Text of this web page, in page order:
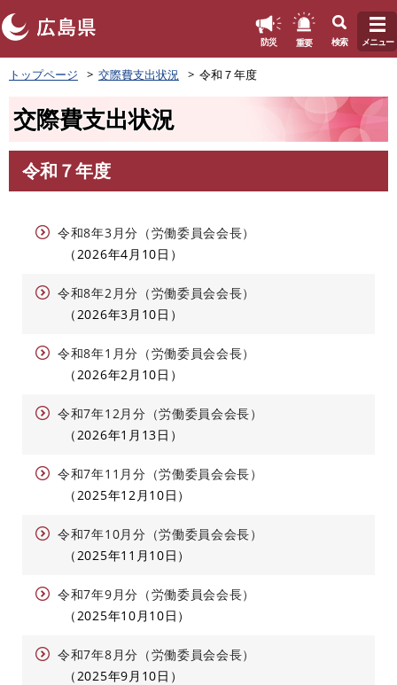
ペ
ー
頭
す
防災 重要 検索 メニュー
トップページ 交際費支出状況 令和７年度
交際費支出状況
文
令和７年度
令和8年3月分（労働委員会会長）
2026年4月10日
令和8年2月分（労働委員会会長）
2026年3月10日
令和8年1月分（労働委員会会長）
2026年2月10日
令和7年12月分（労働委員会会長）
2026年1月13日
令和7年11月分（労働委員会会長）
2025年12月10日
令和7年10月分（労働委員会会長）
2025年11月10日
令和7年9月分（労働委員会会長）
2025年10月10日
令和7年8月分（労働委員会会長）
2025年9月10日